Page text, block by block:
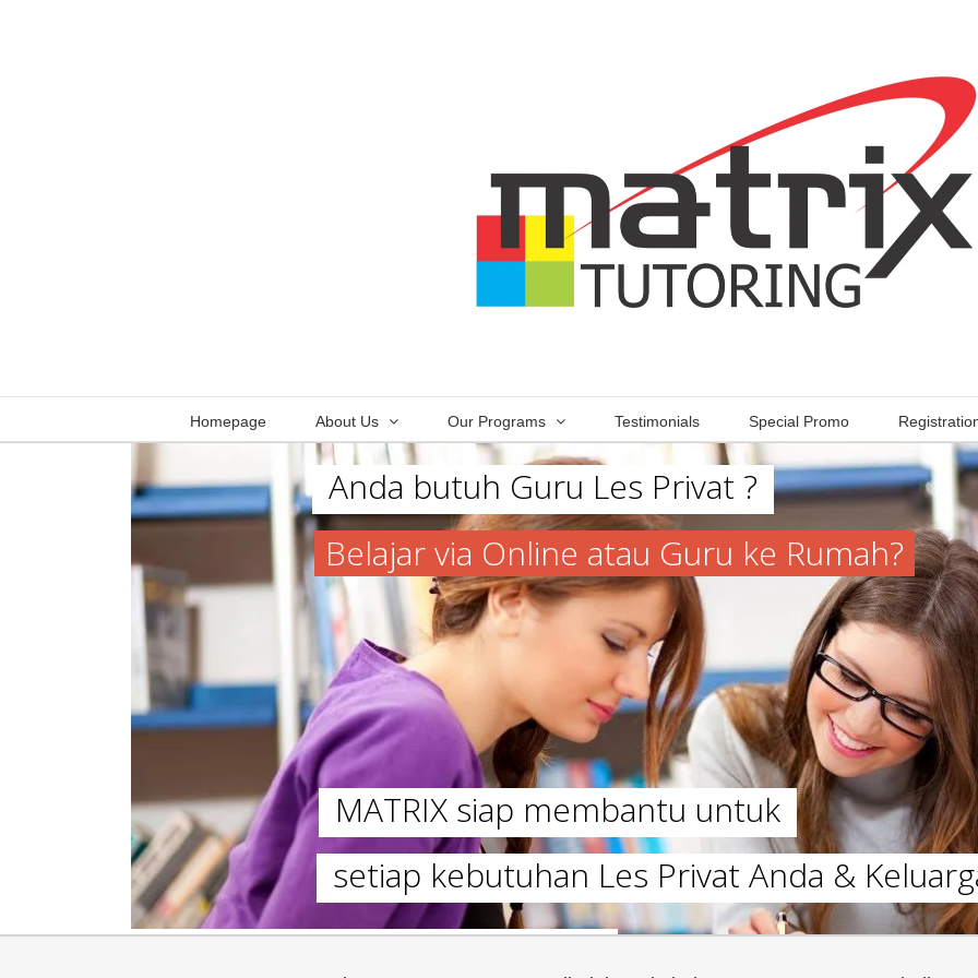
Homepage About Us Our Programs Testimonials Special Promo
Anda butuh Guru Les Privat ?
Belajar via Online atau Guru ke Rumah?
MATRIX siap membantu untuk
setiap kebutuhan Les Privat Anda &